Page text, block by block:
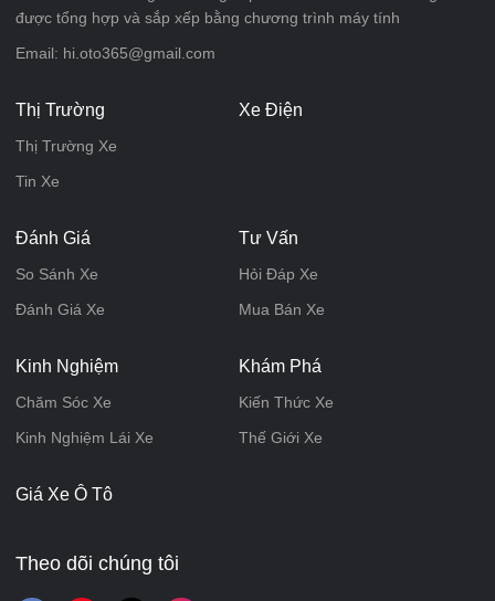
được tổng hợp và sắp xếp bằng chương trình máy tính
Email: hi.oto365@gmail.com
Thị Trường
Thị Trường Xe
Tin Xe
Xe Điện
Đánh Giá
So Sánh Xe
Đánh Giá Xe
Tư Vấn
Hỏi Đáp Xe
Mua Bán Xe
Kinh Nghiệm
Chăm Sóc Xe
Kinh Nghiệm Lái Xe
Khám Phá
Kiến Thức Xe
Thế Giới Xe
Giá Xe Ô Tô
Theo dõi chúng tôi